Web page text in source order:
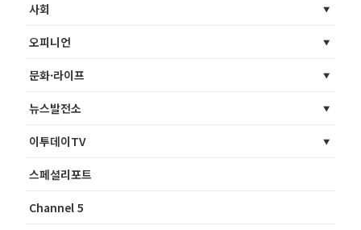
사회
오피니언
문화·라이프
뉴스발전소
이투데이TV
스페셜리포트
Channel 5